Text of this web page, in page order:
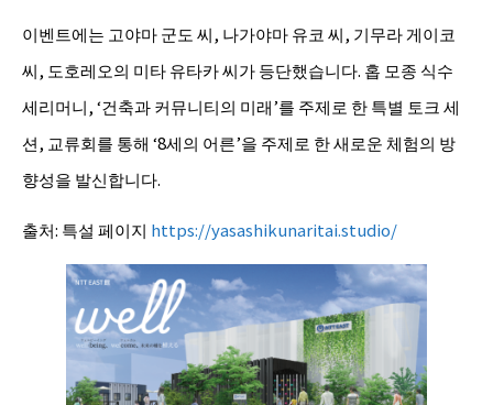
이벤트에는 고야마 군도 씨, 나가야마 유코 씨, 기무라 게이코
씨, 도호레오의 미타 유타카 씨가 등단했습니다. 홉 모종 식수
세리머니, ‘건축과 커뮤니티의 미래’를 주제로 한 특별 토크 세
션, 교류회를 통해 ‘8세의 어른’을 주제로 한 새로운 체험의 방
향성을 발신합니다.
출처: 특설 페이지 https://yasashikunaritai.studio/